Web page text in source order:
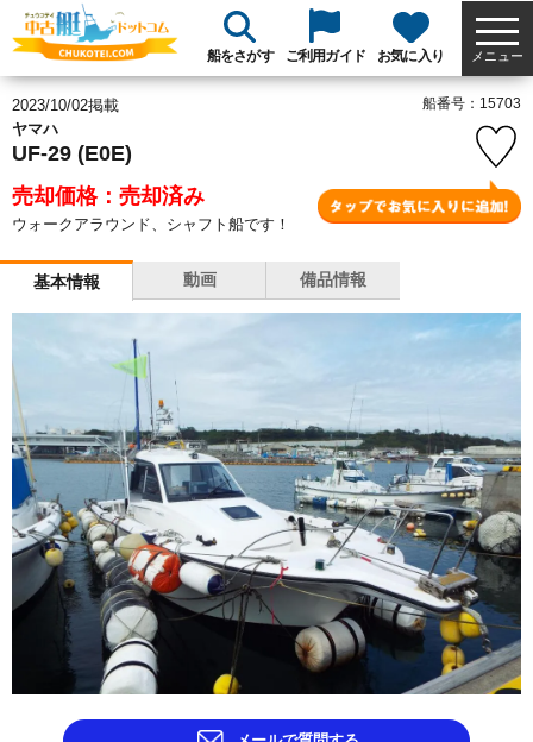
船をさがす ご利用ガイド お気に入り メニュー
2023/10/02掲載
ヤマハ
UF-29 (E0E)
売却価格：売却済み
ウォークアラウンド、シャフト船です！
船番号：15703
基本情報 動画 備品情報